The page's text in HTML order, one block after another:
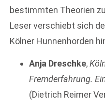
bestimmten Theorien
Leser verschiebt sich
Kölner Hunnenhorden
Anja Dreschke,
Fremderfahrung.
(Dietrich Reimer